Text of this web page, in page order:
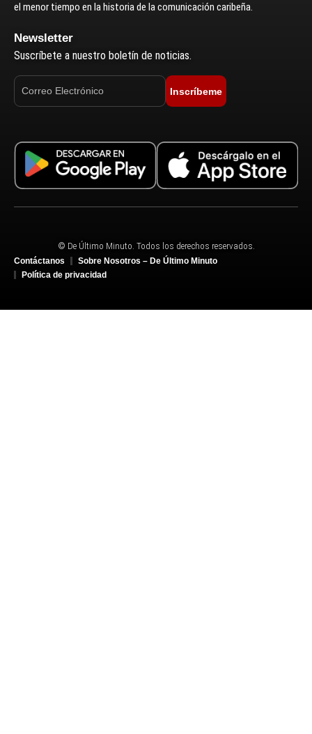
el menor tiempo en la historia de la comunicación caribeña.
Newsletter
Suscríbete a nuestro boletín de noticias.
Inscríbeme
© De Último Minuto. Todos los derechos reservados.
Contáctanos
Sobre Nosotros – De Último Minuto
Política de privacidad